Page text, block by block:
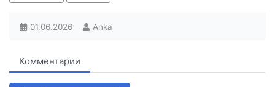
01.06.2026 Anka
Комментарии